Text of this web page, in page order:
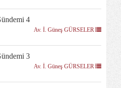
4
Av. İ. Güneş GÜRSELER
3
Av. İ. Güneş GÜRSELER